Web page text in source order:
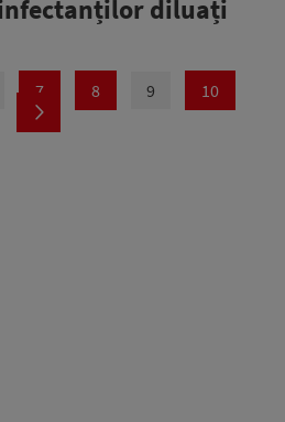
diluați
7 8 9 10